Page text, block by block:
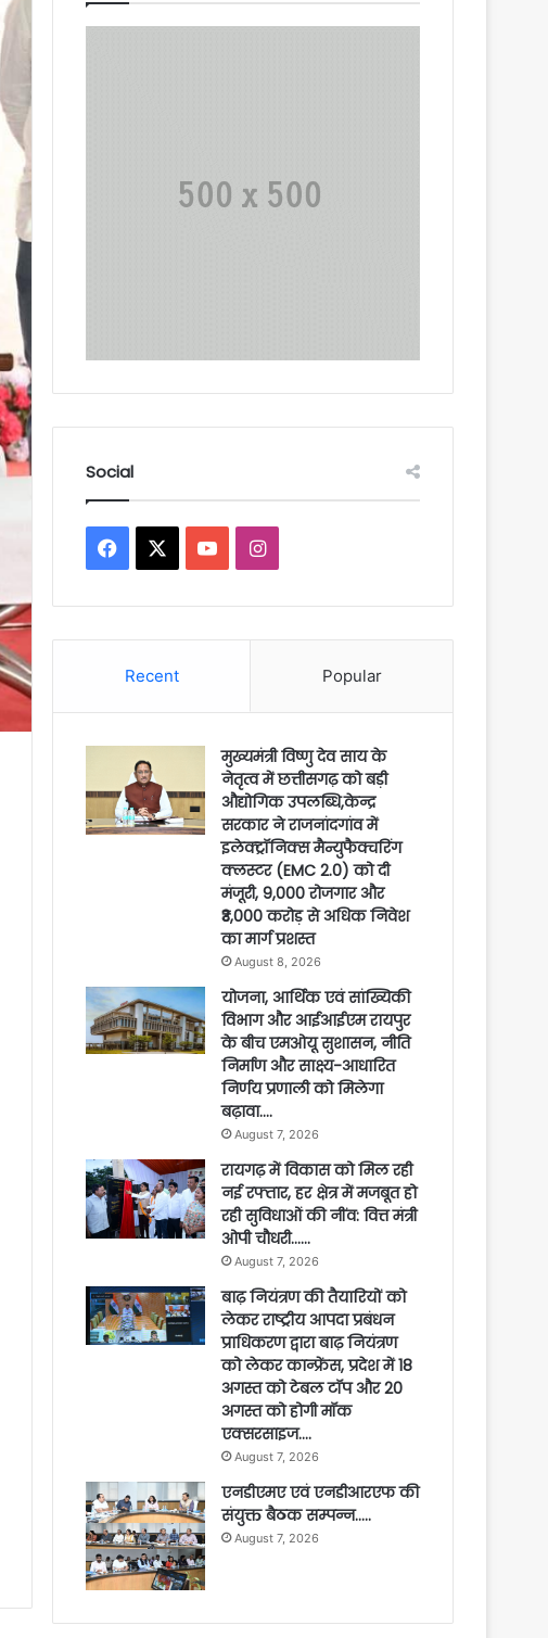
Social
Facebook YouTubeInstagram
Recent Popular
मुख्यमंत्री विष्णु देव साय के
नेतृत्व में छत्तीसगढ़ को बड़ी
औद्योगिक उपलब्धि,केन्द्र
सरकार ने राजनांदगांव में
इलेक्ट्रॉनिक्स मैन्युफैक्चरिंग
क्लस्टर (EMC 2.0) को दी
मंजूरी, 9,000 रोजगार और
₹3,000 करोड़ से अधिक निवेश
का मार्ग प्रशस्त
August 8, 2026
योजना, आर्थिक एवं सांख्यिकी
विभाग और आईआईएम रायपुर
के बीच एमओयू सुशासन, नीति
निर्माण और साक्ष्य-आधारित
निर्णय प्रणाली को मिलेगा
बढ़ावा….
August 7, 2026
रायगढ़ में विकास को मिल रही
नई रफ्तार, हर क्षेत्र में मजबूत हो
रही सुविधाओं की नींव: वित्त मंत्री
ओपी चौधरी……
August 7, 2026
बाढ़ नियंत्रण की तैयारियों को
लेकर राष्ट्रीय आपदा प्रबंधन
प्राधिकरण द्वारा बाढ़ नियंत्रण
को लेकर कान्फ्रेंस, प्रदेश में 18
अगस्त को टेबल टॉप और 20
अगस्त को होगी मॉक
एक्सरसाइज….
August 7, 2026
एनडीएमए एवं एनडीआरएफ की
संयुक्त बैठक सम्पन्न…..
August 7, 2026